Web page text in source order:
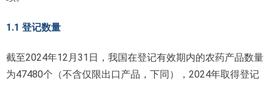
1.1 登记数量
截至2024年12月31日，我国在登记有效期内的农药产品数量
为47480个（不含仅限出口产品，下同），2024年取得登记